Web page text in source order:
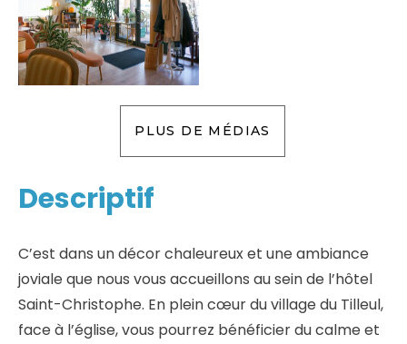
PLUS DE MÉDIAS
Descriptif
C’est dans un décor chaleureux et une ambiance
joviale que nous vous accueillons au sein de l’hôtel
Saint-Christophe. En plein cœur du village du Tilleul,
face à l’église, vous pourrez bénéficier du calme et